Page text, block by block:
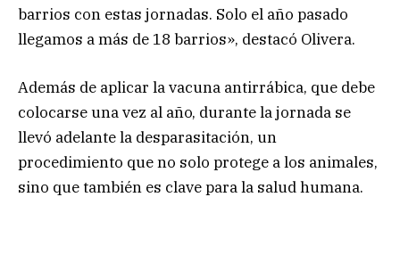
barrios con estas jornadas. Solo el año pasado
llegamos a más de 18 barrios», destacó Olivera.
Además de aplicar la vacuna antirrábica, que debe
colocarse una vez al año, durante la jornada se
llevó adelante la desparasitación, un
procedimiento que no solo protege a los animales,
sino que también es clave para la salud humana.